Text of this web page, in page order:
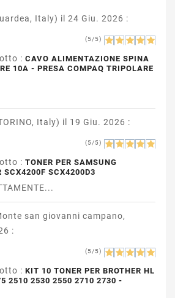
Italy) il 24 Giu. 2026 :
(5/5)
: CAVO ALIMENTAZIONE SPINA
10A - PRESA COMPAQ TRIPOLARE
Italy) il 19 Giu. 2026 :
(5/5)
: TONER PER SAMSUNG
SCX4200F SCX4200D3
san giovanni campano,
:
(5/5)
: KIT 10 TONER PER BROTHER HL
2510 2530 2550 2710 2730 -